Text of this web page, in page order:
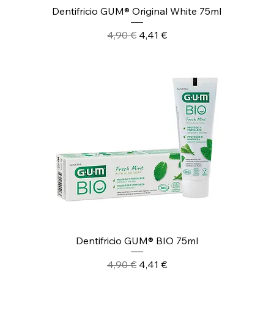
Dentifricio GUM® Original White 75ml
Prezzo regolare
4,90 € Prezzo scontato
4,41 €
Dentifricio GUM® BIO 75ml
Prezzo regolare
4,90 € Prezzo scontato
4,41 €